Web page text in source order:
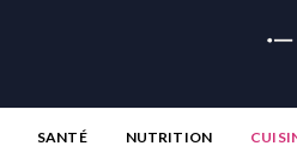
SANTÉ NUTRITION